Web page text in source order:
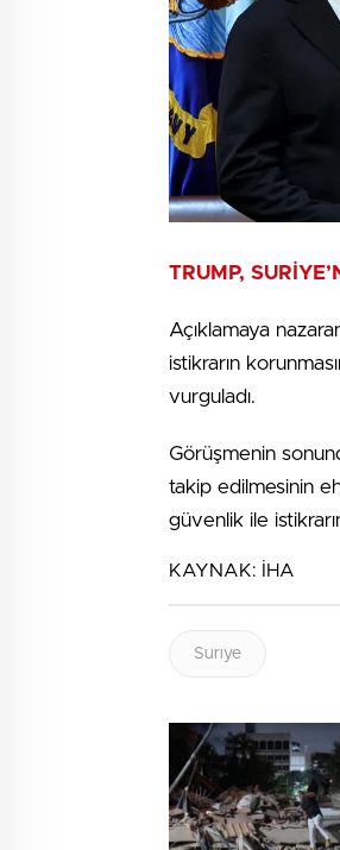
TRUMP,
Açıklamaya
istikrarın
vurguladı.
Görüşmenin
takip edilmesinin
güvenlik ile
KAYNAK: İHA
Surıye